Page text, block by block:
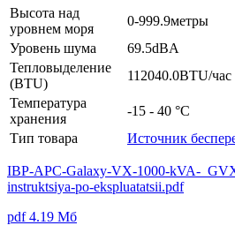
Высота над
уровнем моря
0-999.9метры
Уровень шума
69.5dBA
Тепловыделение
(BTU)
112040.0BTU/час
Температура
хранения
-15 - 40 °C
Тип товара
Источник
IBP-APC-Galaxy-VX-1000-kVA-
instruktsiya-po-ekspluatatsii.pdf
pdf 4.19 Мб